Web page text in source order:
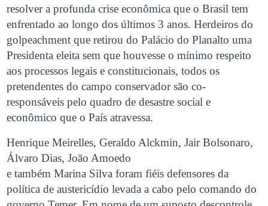
resolver a profunda crise econômica que o Brasil tem
enfrentado ao longo dos últimos 3 anos. Herdeiros do
golpeachment que retirou do Palácio do Planalto uma
Presidenta eleita sem que houvesse o mínimo respeito
aos processos legais e constitucionais, todos os
pretendentes do campo conservador são co-
responsáveis pelo quadro de desastre social e
econômico que o País atravessa.
Henrique Meirelles, Geraldo Alckmin, Jair Bolsonaro,
Álvaro Dias, João Amoedo
e também Marina Silva foram fiéis defensores da
política de austericídio levada a cabo pelo comando do